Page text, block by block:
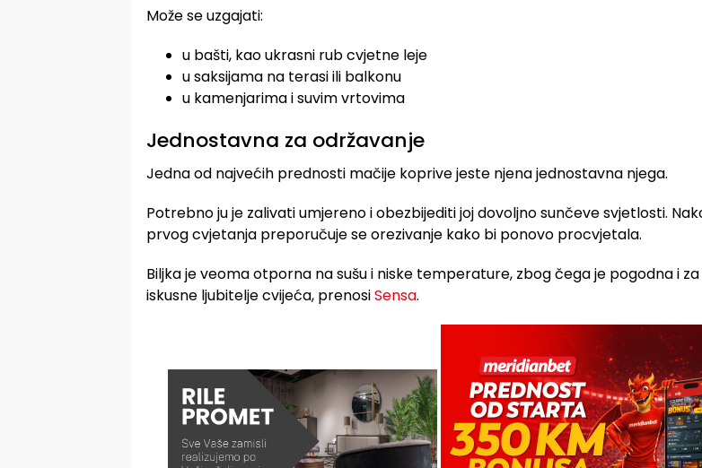
Može se uzgajati:
u bašti, kao ukrasni rub cvjetne leje
u saksijama na terasi ili balkonu
u kamenjarima i suvim vrtovima
Jednostavna za održavanje
Jedna od najvećih prednosti mačije koprive jeste njena jednostavna njega.
Potrebno ju je zalivati umjereno i obezbijediti joj dovoljno sunčeve svjetlosti.
prvog cvjetanja preporučuje se orezivanje kako bi ponovo procvjetala.
Biljka je veoma otporna na sušu i niske temperature, zbog čega je pogodna i
iskusne ljubitelje cvijeća, prenosiSensa.